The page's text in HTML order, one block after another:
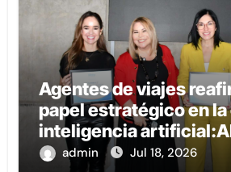
Agentes de viajes
papel estratégico en la
inteligencia
admin Jul 18, 2026